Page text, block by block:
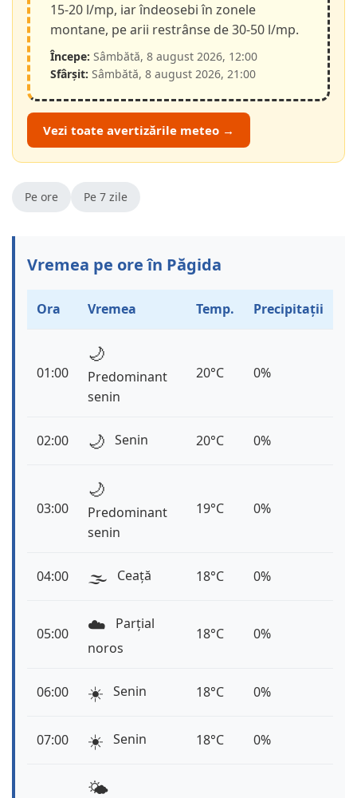
15-20 l/mp, iar îndeosebi în zonele
montane, pe arii restrânse de 30-50 l/mp.
Începe: Sâmbătă, 8 august 2026, 12:00
Sfârșit: Sâmbătă, 8 august 2026, 21:00
Vezi toate avertizările meteo →
Pe ore Pe 7 zile
Vremea pe ore în Păgida
Ora Vremea Temp. Precipitații
01:00
🌙
Predominant
senin
20°C 0%
02:00 🌙 Senin 20°C 0%
03:00
🌙
Predominant
senin
19°C 0%
04:00 🌫️ Ceață 18°C 0%
05:00 ☁️
Parțial
noros
18°C 0%
06:00 ☀️ Senin 18°C 0%
07:00 ☀️ Senin 18°C 0%
🌤️